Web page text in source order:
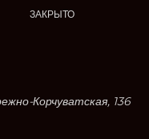
ЗАКРЫТО
Корчуватская, 136